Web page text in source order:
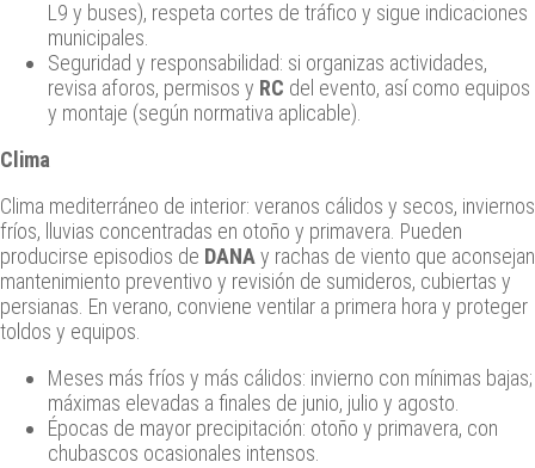
L9 y buses), respeta cortes de tráfico y sigue indicaciones
municipales.
Seguridad y responsabilidad: si organizas actividades,
revisa aforos, permisos y RC del evento, así como equipos
y montaje (según normativa aplicable).
Clima
Clima mediterráneo de interior: veranos cálidos y secos, inviernos
fríos, lluvias concentradas en otoño y primavera. Pueden
producirse episodios de DANA y rachas de viento que aconsejan
mantenimiento preventivo y revisión de sumideros, cubiertas y
persianas. En verano, conviene ventilar a primera hora y proteger
toldos y equipos.
Meses más fríos y más cálidos: invierno con mínimas bajas;
máximas elevadas a finales de junio, julio y agosto.
Épocas de mayor precipitación: otoño y primavera, con
chubascos ocasionales intensos.